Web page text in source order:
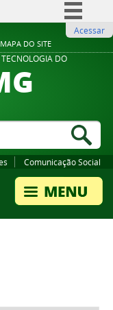
MAPA DO SITE
BR
Participe
Legislação
Acessar
DO
Comunicação Social